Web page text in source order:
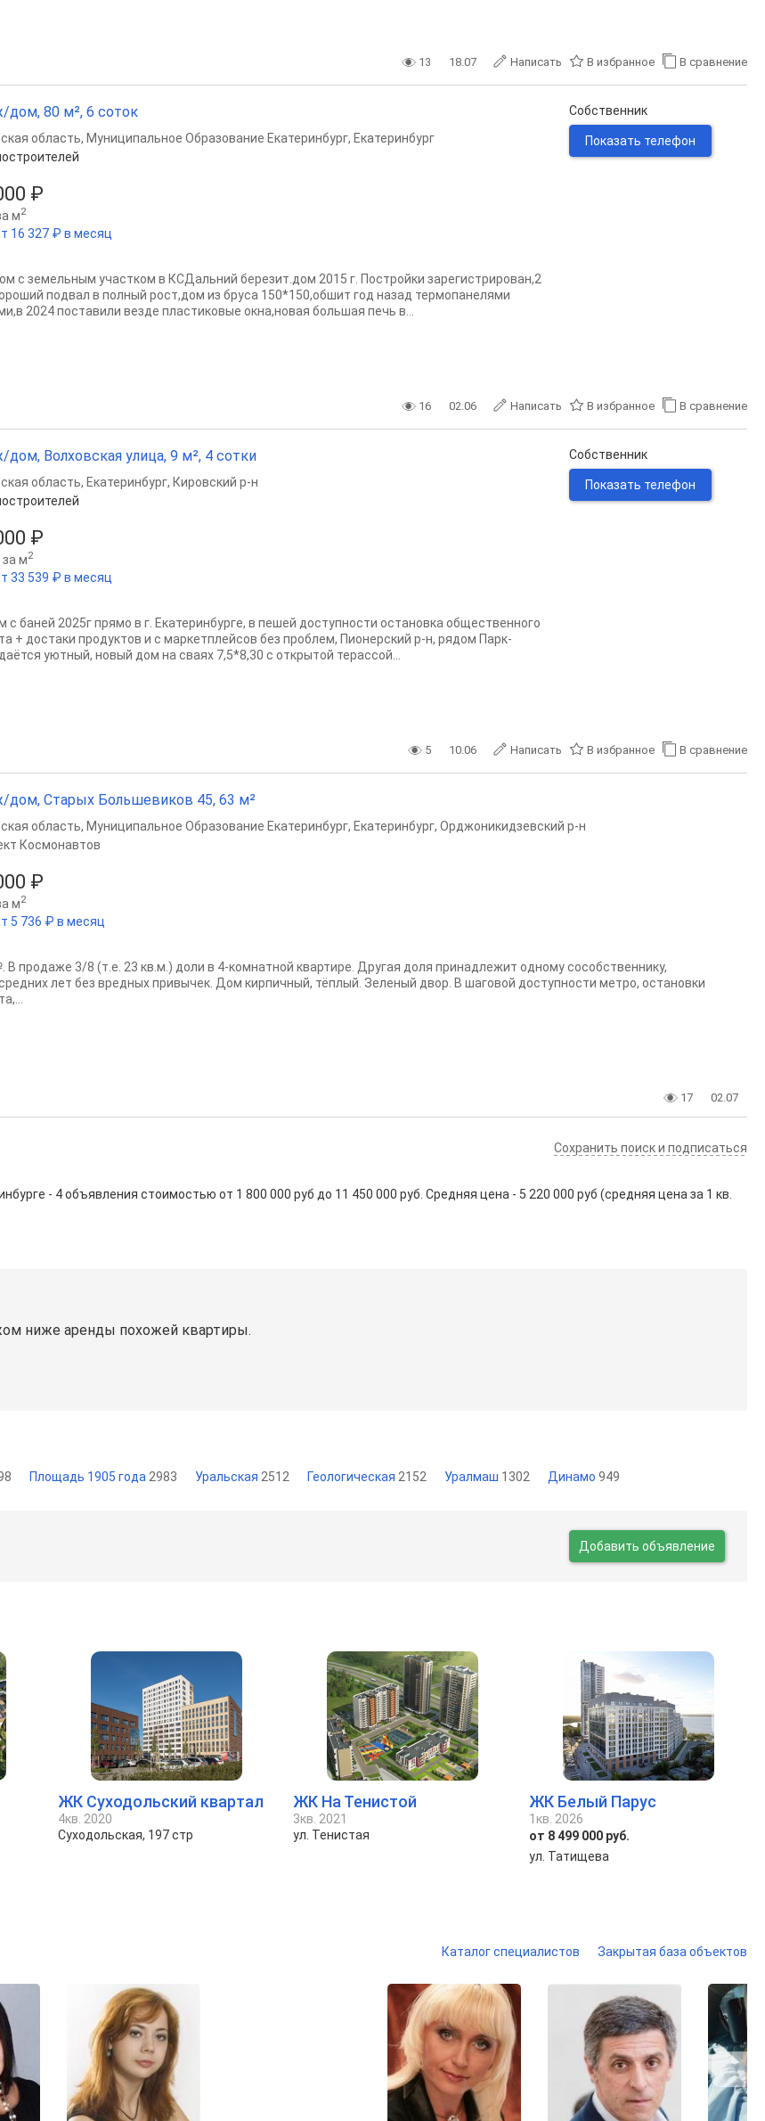
13 18.07 Написать В избранное В сравнение
дом, 80 м², 6 соток
₽
м2
16 327 ₽ в месяц
область, Муниципальное Образование Екатеринбург, Екатеринбург
с земельным участком в КСДальний березит.дом 2015 г. Постройки зарегистрирован,2
подвал в полный рост,дом из бруса 150*150,обшит год назад термопанелями
2024 поставили везде пластиковые окна,новая большая печь в...
Собственник
Показать телефон
16 02.06 Написать В избранное В сравнение
Волховская улица, 9 м², 4 сотки
₽
м2
33 539 ₽ в месяц
область, Екатеринбург, Кировский р-н
с баней 2025г прямо в г. Екатеринбурге, в пешей доступности остановка общественного
+ достаки продуктов и с маркетплейсов без проблем, Пионерский р-н, рядом Парк-
уютный, новый дом на сваях 7,5*8,30 с открытой терассой...
Собственник
Показать телефон
5 10.06 Написать В избранное В сравнение
дом, Старых Большевиков 45, 63 м²
₽
м2
5 736 ₽ в месяц
область, Муниципальное Образование Екатеринбург, Екатеринбург, Орджоникидзевский р-н
Космонавтов
продаже 3/8 (т.е. 23 кв.м.) доли в 4-комнатной квартире. Другая доля принадлежит одному сособственнику,
лет без вредных привычек. Дом кирпичный, тёплый. Зеленый двор. В шаговой доступности метро, остановки
17 02.07
Сохранить поиск и подписаться
- 4 объявления стоимостью от 1 800 000 руб до 11 450 000 руб. Средняя цена - 5 220 000 руб (средняя цена за 1 кв.
ниже аренды похожей квартиры.
Площадь 1905 года 2983 Уральская 2512 Геологическая 2152 Уралмаш 1302 Динамо 949
Добавить объявление
ЖК Суходольский квартал
4кв. 2020
Суходольская, 197 стр
ЖК На Тенистой
3кв. 2021
ул. Тенистая
ЖК Белый Парус
1кв. 2026
от 8 499 000 руб.
ул. Татищева
Каталог специалистов Закрытая база объектов